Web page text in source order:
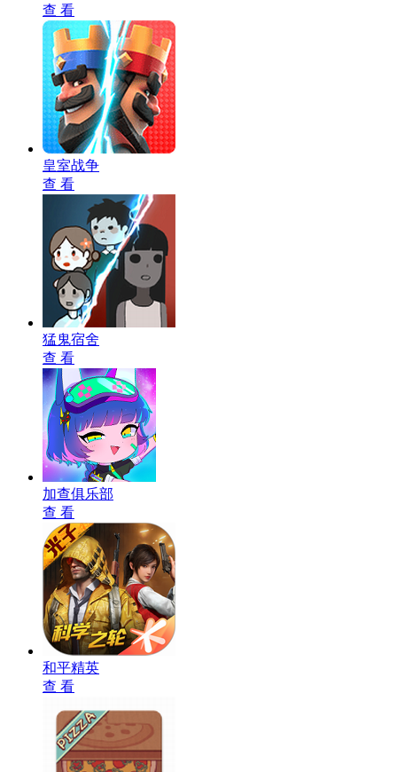
查 看
皇室战争
查 看
猛鬼宿舍
查 看
加查俱乐部
查 看
和平精英
查 看